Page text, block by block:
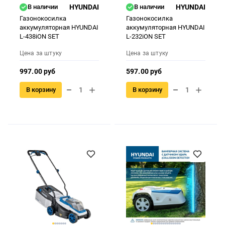
В наличии HYUNDAI
Газонокосилка
аккумуляторная HYUNDAI
L-438iON SET
Цена за штуку
997.00 руб
В корзину
В наличии HYUNDAI
Газонокосилка
аккумуляторная HYUNDAI
L-232iON SET
Цена за штуку
597.00 руб
В корзину